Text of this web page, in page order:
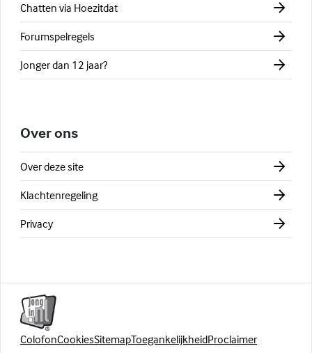
Chatten via Hoezitdat
Forumspelregels
Jonger dan 12 jaar?
Over ons
Over deze site
Klachtenregeling
Privacy
ColofonCookiesSitemapToegankelijkheidProclaimer